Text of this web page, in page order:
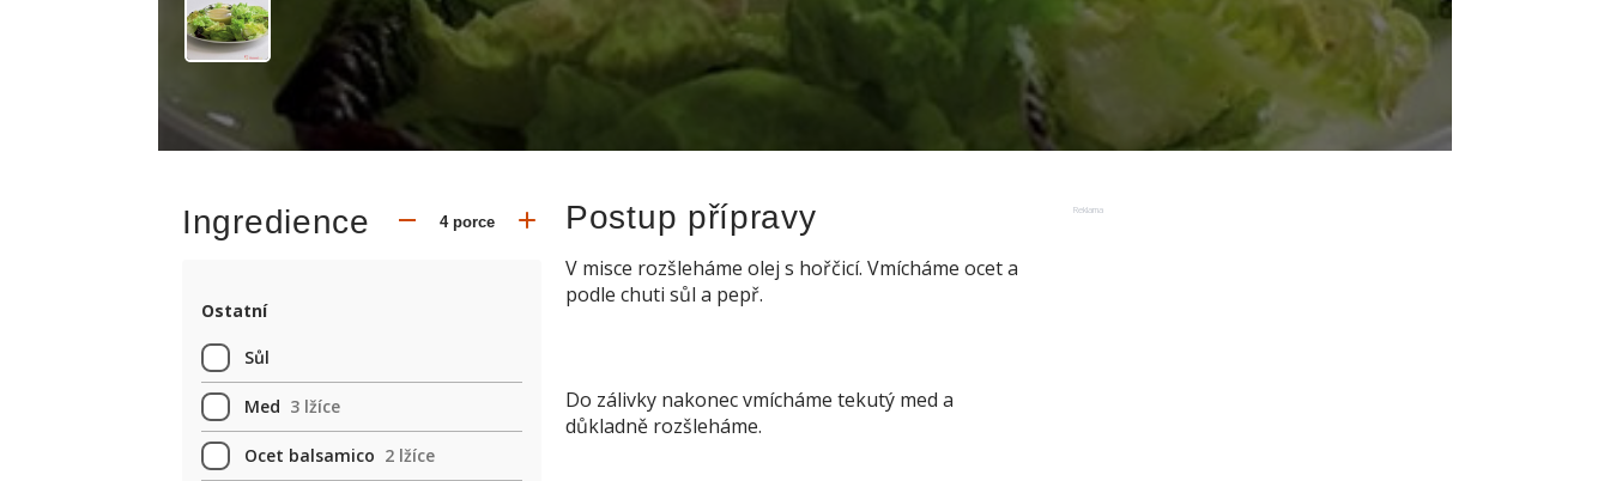
Reklama
Ingredience
Ostatní
Sůl
Med 3 lžíce
Ocet balsamico 2 lžíce
Postup přípravy
V misce rozšleháme olej s hořčicí. Vmícháme ocet a
podle chuti sůl a pepř.
Do zálivky nakonec vmícháme tekutý med a
důkladně rozšleháme.